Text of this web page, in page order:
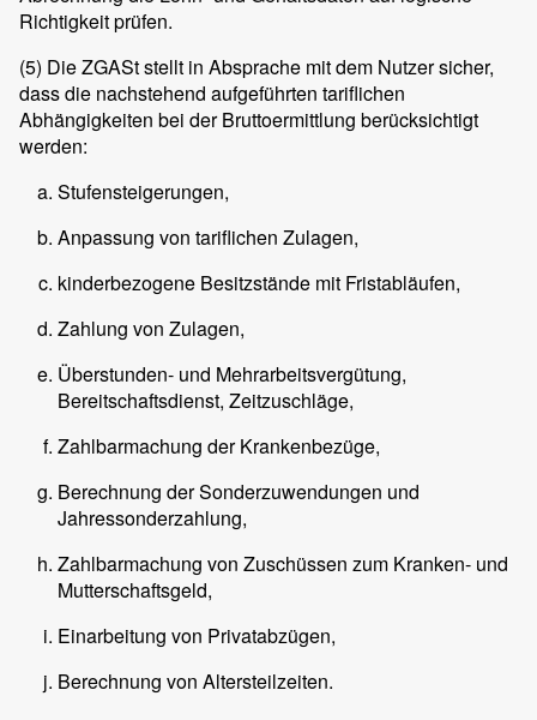
Richtigkeit prüfen.
(5) Die ZGASt stellt in Absprache mit dem Nutzer sicher,
dass die nachstehend aufgeführten tariflichen
Abhängigkeiten bei der Bruttoermittlung berücksichtigt
werden:
Stufensteigerungen,
Anpassung von tariflichen Zulagen,
kinderbezogene Besitzstände mit Fristabläufen,
Zahlung von Zulagen,
Überstunden- und Mehrarbeitsvergütung,
Bereitschaftsdienst, Zeitzuschläge,
Zahlbarmachung der Krankenbezüge,
Berechnung der Sonderzuwendungen und
Jahressonderzahlung,
Zahlbarmachung von Zuschüssen zum Kranken- und
Mutterschaftsgeld,
Einarbeitung von Privatabzügen,
Berechnung von Altersteilzeiten.